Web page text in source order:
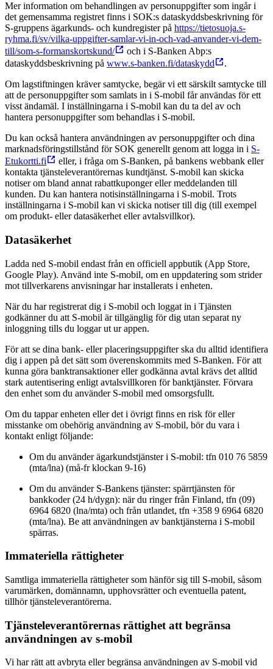
Mer information om behandlingen av personuppgifter som ingår i
det gemensamma registret finns i SOK:s dataskyddsbeskrivning för
S-gruppens ägarkunds- och kundregister på https://tietosuoja.s-
ryhma.fi/sv/vilka-uppgifter-samlar-vi-in-och-vad-anvander-vi-dem-
till/som-s-formanskortskund/
och i S-Banken Abp:s
dataskyddsbeskrivning på www.s-banken.fi/dataskydd
.
Om lagstiftningen kräver samtycke, begär vi ett särskilt samtycke till
att de personuppgifter som samlats in i S-mobil får användas för ett
visst ändamäl. I inställningarna i S-mobil kan du ta del av och
hantera personuppgifter som behandlas i S-mobil.
Du kan också hantera användningen av personuppgifter och dina
marknadsföringstillstånd för SOK generellt genom att logga in i S-
Etukortti.fi
eller, i fråga om S-Banken, på bankens webbank eller
kontakta tjänsteleverantörernas kundtjänst. S-mobil kan skicka
notiser om bland annat rabattkuponger eller meddelanden till
kunden. Du kan hantera notisinställningarna i S-mobil. Trots
inställningarna i S-mobil kan vi skicka notiser till dig (till exempel
om produkt- eller datasäkerhet eller avtalsvillkor).
Datasäkerhet
Ladda ned S-mobil endast från en officiell appbutik (App Store,
Google Play). Använd inte S-mobil, om en uppdatering som strider
mot tillverkarens anvisningar har installerats i enheten.
När du har registrerat dig i S-mobil och loggat in i Tjänsten
godkänner du att S-mobil är tillgänglig för dig utan separat ny
inloggning tills du loggar ut ur appen.
För att se dina bank- eller placeringsuppgifter ska du alltid identifiera
dig i appen på det sätt som överenskommits med S-Banken. För att
kunna göra banktransaktioner eller godkänna avtal krävs det alltid
stark autentisering enligt avtalsvillkoren för banktjänster. Förvara
den enhet som du använder S-mobil med omsorgsfullt.
Om du tappar enheten eller det i övrigt finns en risk för eller
misstanke om obehörig användning av S-mobil, bör du vara i
kontakt enligt följande:
Om du använder ägarkundstjänster i S-mobil: tfn 010 76 5859
(mta/lna) (må-fr klockan 9-16)
Om du använder S-Bankens tjänster: spärrtjänsten för
bankkoder (24 h/dygn): när du ringer från Finland, tfn (09)
6964 6820 (lna/mta) och från utlandet, tfn +358 9 6964 6820
(mta/lna). Be att användningen av banktjänsterna i S-mobil
spärras.
Immateriella rättigheter
Samtliga immateriella rättigheter som hänför sig till S-mobil, såsom
varumärken, domännamn, upphovsrätter och eventuella patent,
tillhör tjänsteleverantörerna.
Tjänsteleverantörernas rättighet att begränsa
användningen av s-mobil
Vi har rätt att avbryta eller begränsa användningen av S-mobil vid